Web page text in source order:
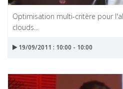
Optimisation multi-critère pour
clouds...
19/09/2011 : 10:00 - 10:00